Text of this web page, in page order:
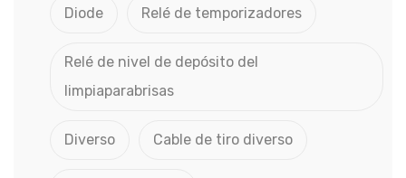
Diode Relé de temporizadores
Relé de nivel de depósito del
limpiaparabrisas
Diverso Cable de tiro diverso